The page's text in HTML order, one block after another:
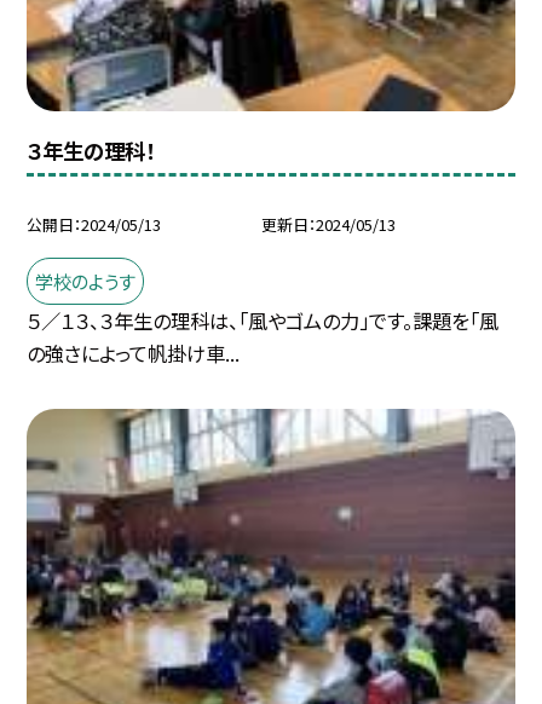
３年生の理科！
公開日 2024/05/13 更新日 2024/05/13
学校のようす
５／１３、３年生の理科は、「風やゴムの力」です。課題を「風
の強さによって帆掛け車...